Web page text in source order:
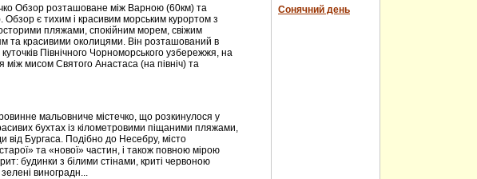
Обзор розташоване між Варною (60км) та
Обзор є тихим і красивим морським курортом з
пляжами, спокійним морем, свіжим
та красивими околицями. Він розташований в
Північного Чорноморського узбережжя, на
між мисом Святого Анастаса (на північ) та
мальовниче містечко, що розкинулося у
бухтах із кілометровими піщаними пляжами,
від Бургаса. Подібно до Несебру, місто
та «нової» частин, і також повною мірою
будинки з білими стінами, криті червоною
виноградн...
Сонячний день